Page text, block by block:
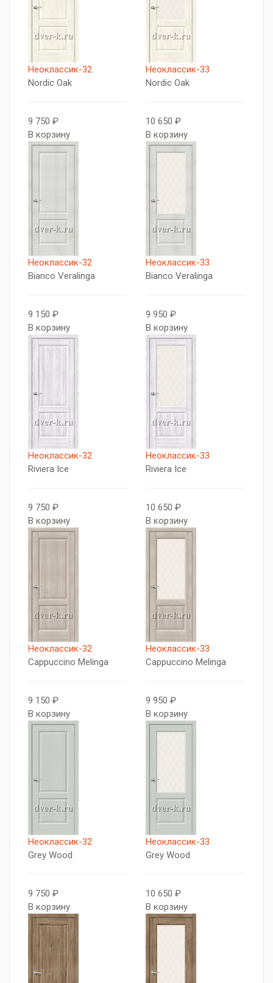
Неоклассик-32
Nordic Oak
9 750 ₽
В корзину
Неоклассик-33
Nordic Oak
10 650 ₽
В корзину
Неоклассик-32
Bianco Veralinga
9 150 ₽
В корзину
Неоклассик-33
Bianco Veralinga
9 950 ₽
В корзину
Неоклассик-32
Riviera Ice
9 750 ₽
В корзину
Неоклассик-33
Riviera Ice
10 650 ₽
В корзину
Неоклассик-32
Cappuccino Melinga
9 150 ₽
В корзину
Неоклассик-33
Cappuccino Melinga
9 950 ₽
В корзину
Неоклассик-32
Grey Wood
9 750 ₽
В корзину
Неоклассик-33
Grey Wood
10 650 ₽
В корзину